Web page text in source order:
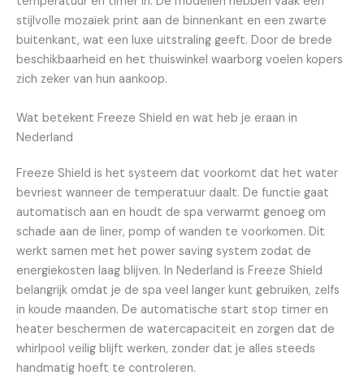
stijlvolle mozaïek print aan de binnenkant en een zwarte
buitenkant, wat een luxe uitstraling geeft. Door de brede
beschikbaarheid en het thuiswinkel waarborg voelen kopers
zich zeker van hun aankoop.
Wat betekent Freeze Shield en wat heb je eraan in
Nederland
Freeze Shield is het systeem dat voorkomt dat het water
bevriest wanneer de temperatuur daalt. De functie gaat
automatisch aan en houdt de spa verwarmt genoeg om
schade aan de liner, pomp of wanden te voorkomen. Dit
werkt samen met het power saving system zodat de
energiekosten laag blijven. In Nederland is Freeze Shield
belangrijk omdat je de spa veel langer kunt gebruiken, zelfs
in koude maanden. De automatische start stop timer en
heater beschermen de watercapaciteit en zorgen dat de
whirlpool veilig blijft werken, zonder dat je alles steeds
handmatig hoeft te controleren.